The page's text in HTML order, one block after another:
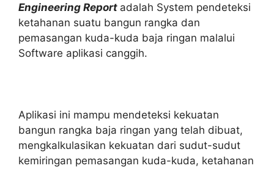
Engineering Report adalah System pendeteksi
ketahanan suatu bangun rangka dan
pemasangan kuda-kuda baja ringan malalui
Software aplikasi canggih.
Aplikasi ini mampu mendeteksi kekuatan
bangun rangka baja ringan yang telah dibuat,
mengkalkulasikan kekuatan dari sudut-sudut
kemiringan pemasangan kuda-kuda, ketahanan